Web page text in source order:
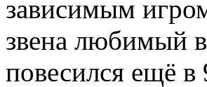
зависимым
звена любимый
повесился ещё